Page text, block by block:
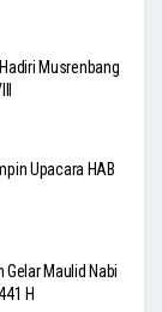
Musrenbang
Upacara HAB
Maulid Nabi
H